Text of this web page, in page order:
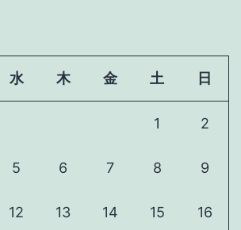
水 木 金 土 日
1 2
5 6 7 8 9
12 13 14 15 16